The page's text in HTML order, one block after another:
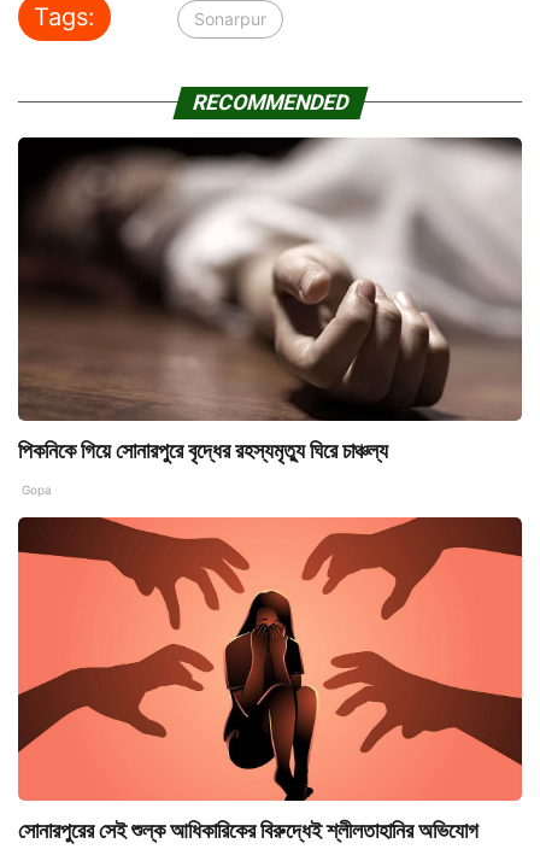
Tags: Sonarpur
RECOMMENDED
পিকনিকে গিয়ে সোনারপুরে বৃদ্ধের রহস্যমৃত্যু ঘিরে চাঞ্চল্য
Gopa
সোনারপুরের সেই শুল্ক আধিকারিকের বিরুদ্ধেই শ্লীলতাহানির অভিযোগ